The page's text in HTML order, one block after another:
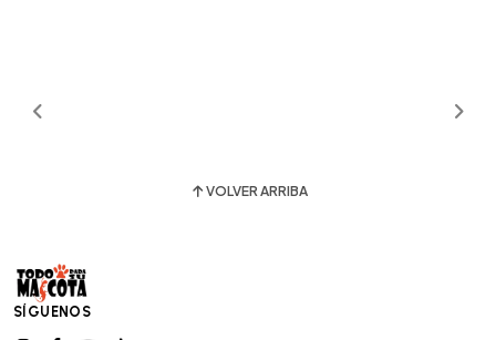
VOLVER ARRIBA
SÍGUENOS